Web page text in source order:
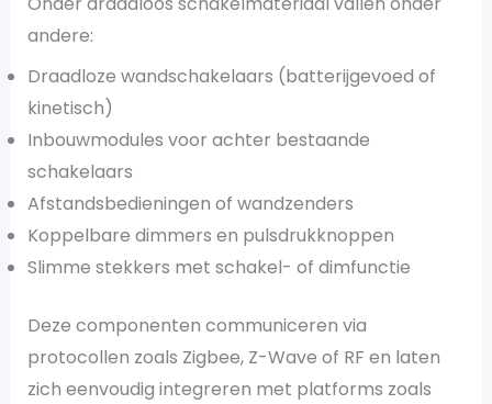
andere:
Draadloze wandschakelaars (batterijgevoed of
kinetisch)
Inbouwmodules voor achter bestaande
schakelaars
Afstandsbedieningen of wandzenders
Koppelbare dimmers en pulsdrukknoppen
Slimme stekkers met schakel- of dimfunctie
Deze componenten communiceren via
protocollen zoals Zigbee, Z-Wave of RF en laten
zich eenvoudig integreren met platforms zoals